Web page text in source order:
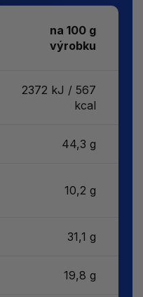
na 100 g
výrobku
2372 kJ / 567
kcal
44,3 g
10,2 g
31,1 g
19,8 g